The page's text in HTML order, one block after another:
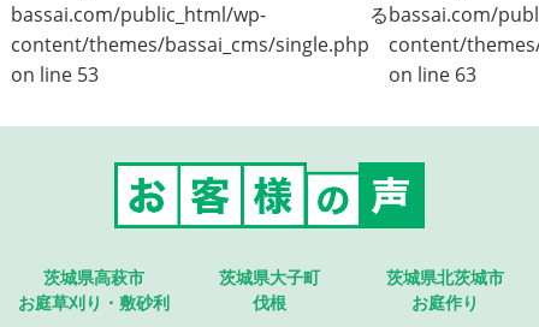
bassai.com/public_html/wp-
content/themes/bassai_cms/single.php
on line 53
るbassai.com/
content/
on line 63
茨城県高萩市
お庭草刈り・敷砂利
茨城県大子町
伐根
茨城県北茨城市
お庭作り